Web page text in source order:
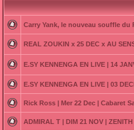
Carry Yank, le nouveau souffle du
REAL ZOUKIN x 25 DEC x AU
E.SY KENNENGA EN LIVE | 14
E.SY KENNENGA EN LIVE | 03
Rick Ross | Mer 22 Dec | Cabaret
ADMIRAL T | DIM 21 NOV |